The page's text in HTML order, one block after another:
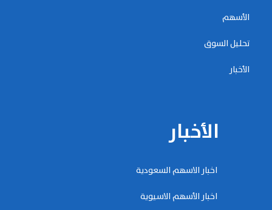
الأسهم
تحليل السوق
الأخبار
الأخبار
اخبار الاسهم السعودية
اخبار الأسهم الاسيوية